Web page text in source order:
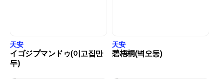
天安
イゴジプマンドゥ(이고집만
두)
天安
碧梧桐(벽오동)